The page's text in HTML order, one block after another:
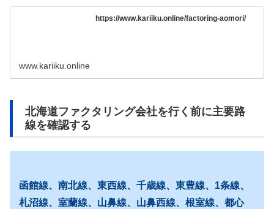
https://www.kariiku.online/factoring-aomori/
www.kariiku.online
北海道ファクタリング会社を行く前に主要路
線を確認する
函館線、南北線、東西線、千歳線、東豊線、1条線、
札沼線、室蘭線、山鼻線、山鼻西線、根室線、都心